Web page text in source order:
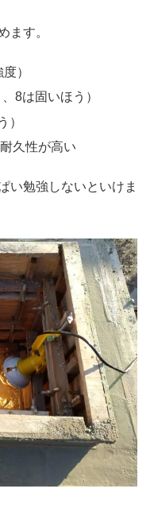
ます。
）
8は固いほう）
）
久性が高い
い勉強しないといけま